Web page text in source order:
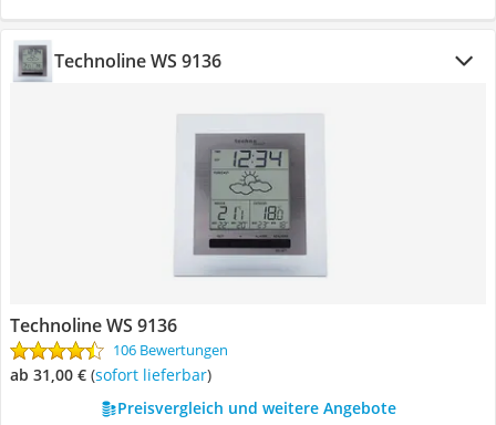
‎Technoline WS 9136
‎Technoline WS 9136
106 Bewertungen
ab 31,00 € ( Sofort lieferbar)
Preisvergleich und weitere Angebote